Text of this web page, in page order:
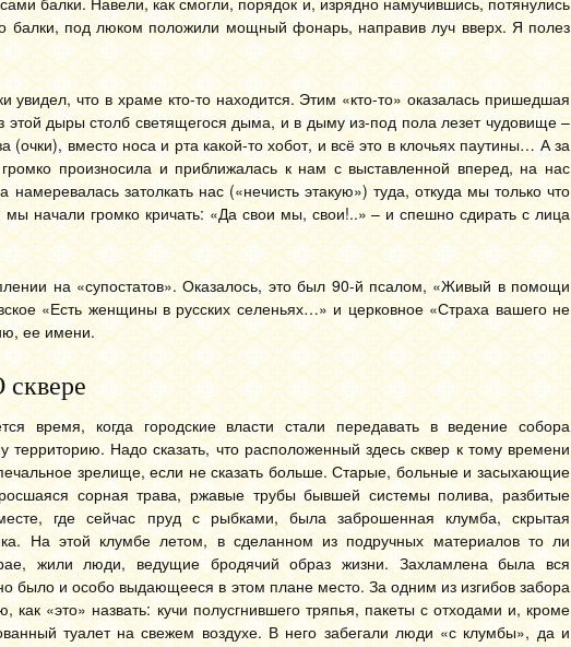
балки, под люком положили мощный фонарь, направив луч вверх. Я полез
что в храме кто-то находится. Этим «кто-то» оказалась пришедшая
дыры столб светящегося дыма, и в дыму из-под пола лезет чудовище –
вместо носа и рта какой-то хобот, и всё это в клочьях паутины… А за
произносила и приближалась к нам с выставленной вперед, на нас
затолкать нас («нечисть этакую») туда, откуда мы только что
начали громко кричать: «Да свои мы, свои!..» – и спешно сдирать с лица
на «супостатов». Оказалось, это был 90-й псалом, «Живый в помощи
«Есть женщины в русских селеньях…» и церковное «Страха вашего не
ее имени.
сквере
время, когда городские власти стали передавать в ведение собора
Надо сказать, что расположенный здесь сквер к тому времени
зрелище, если не сказать больше. Старые, больные и засыхающие
сорная трава, ржавые трубы бывшей системы полива, разбитые
где сейчас пруд с рыбками, была заброшенная клумба, скрытая
На этой клумбе летом, в сделанном из подручных материалов то ли
жили люди, ведущие бродячий образ жизни. Захламлена была вся
было и особо выдающееся в этом плане место. За одним из изгибов забора
«это» назвать: кучи полусгнившего тряпья, пакеты с отходами и, кроме
туалет на свежем воздухе. В него забегали люди «с клумбы», да и